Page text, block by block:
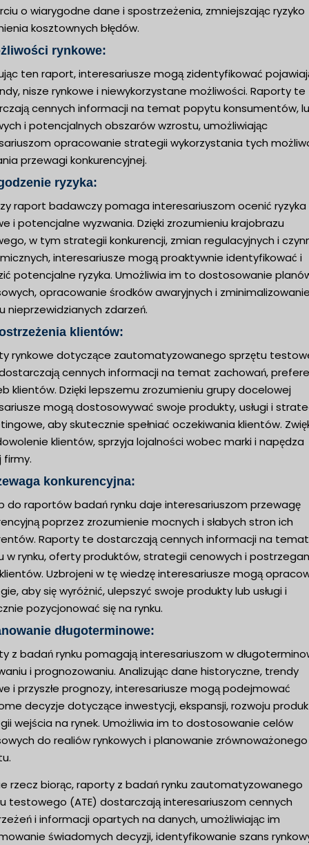
o wiarygodne dane i spostrzeżenia, zmniejszając ryzyko
kosztownych błędów.
rynkowe:
ten raport, interesariusze mogą zidentyfikować
nisze rynkowe i niewykorzystane możliwości. Raporty te
cennych informacji na temat popytu konsumentów,
i potencjalnych obszarów wzrostu, umożliwiając
opracowanie strategii wykorzystania tych
przewagi konkurencyjnej.
ryzyka:
raport badawczy pomaga interesariuszom ocenić ryzyka
i potencjalne wyzwania. Dzięki zrozumieniu krajobrazu
w tym strategii konkurencji, zmian regulacyjnych i
interesariusze mogą proaktywnie identyfikować i
potencjalne ryzyka. Umożliwia im to dostosowanie
opracowanie środków awaryjnych i
nieprzewidzianych zdarzeń.
klientów:
rynkowe dotyczące zautomatyzowanego sprzętu
cennych informacji na temat zachowań,
klientów. Dzięki lepszemu zrozumieniu grupy docelowej
mogą dostosowywać swoje produkty, usługi i
aby skutecznie spełniać oczekiwania klientów.
klientów, sprzyja lojalności wobec marki i napędza
firmy.
konkurencyjna:
do raportów badań rynku daje interesariuszom przewagę
poprzez zrozumienie mocnych i słabych stron ich
Raporty te dostarczają cennych informacji na temat
w rynku, oferty produktów, strategii cenowych i
Uzbrojeni w tę wiedzę interesariusze mogą
aby się wyróżnić, ulepszyć swoje produkty lub usługi i
pozycjonować się na rynku.
długoterminowe:
z badań rynku pomagają interesariuszom w
i prognozowaniu. Analizując dane historyczne, trendy
i przyszłe prognozy, interesariusze mogą podejmować
decyzje dotyczące inwestycji, ekspansji, rozwoju
wejścia na rynek. Umożliwia im to dostosowanie celów
do realiów rynkowych i planowanie zrównoważonego
rzecz biorąc, raporty z badań rynku zautomatyzowanego
testowego (ATE) dostarczają interesariuszom cennych
i informacji opartych na danych, umożliwiając im
świadomych decyzji, identyfikowanie szans